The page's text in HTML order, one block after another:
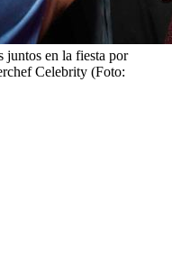
juntos en la fiesta por
Celebrity (Foto: